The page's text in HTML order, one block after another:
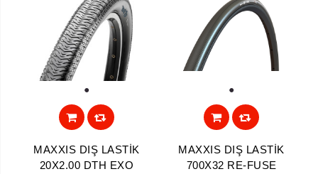
MAXXIS DIŞ LASTİK
20X2.00 DTH EXO
MAXXIS DIŞ LASTİK
700X32 RE-FUSE